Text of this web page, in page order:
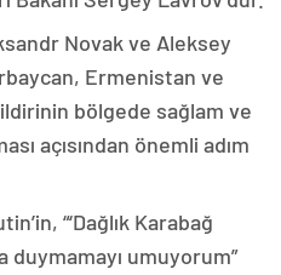
Novak ve Aleksey
Ermenistan ve
bölgede sağlam ve
açısından önemli adım
“‘Dağlık Karabağ
duymamayı umuyorum”